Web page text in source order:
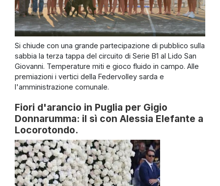
Si chiude con una grande partecipazione di pubblico sulla
sabbia la terza tappa del circuito di Serie B1 al Lido San
Giovanni. Temperature miti e gioco fluido in campo. Alle
premiazioni i vertici della Federvolley sarda e
l'amministrazione comunale.
Fiori d'arancio in Puglia per Gigio
Donnarumma: il sì con Alessia Elefante a
Locorotondo.